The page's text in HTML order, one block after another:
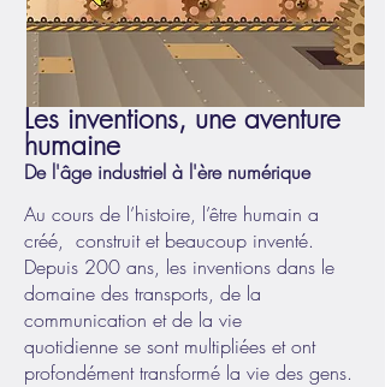
Les inventions, une aventure
humaine
De l'âge industriel à l'ère numérique
Au cours de l’histoire, l’être humain a
créé, construit et beaucoup inventé.
Depuis 200 ans, les inventions dans le
domaine des transports, de la
communication et de la vie
quotidienne se sont multipliées et ont
profondément transformé la vie des gens.